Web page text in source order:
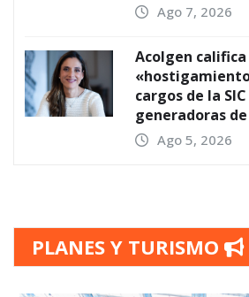
Ago 7, 2026
Acolgen califica
cargos de la
generadoras
Ago 5, 2026
PLANES Y TURISMO